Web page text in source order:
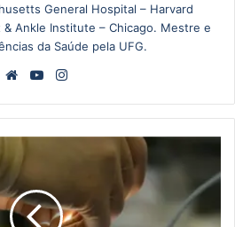
General Hospital – Harvard
Ankle Institute – Chicago. Mestre e
da Saúde pela UFG.
WebsiteYouTube